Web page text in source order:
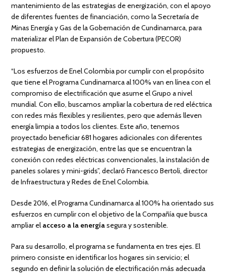
mantenimiento de las estrategias de energización, con el apoyo
de diferentes fuentes de financiación, como la Secretaría de
Minas Energía y Gas de la Gobernación de Cundinamarca, para
materializar el Plan de Expansión de Cobertura (PECOR)
propuesto.
“Los esfuerzos de Enel Colombia por cumplir con el propósito
que tiene el Programa Cundinamarca al 100% van en línea con el
compromiso de electrificación que asume el Grupo a nivel
mundial. Con ello, buscamos ampliar la cobertura de red eléctrica
con redes más flexibles y resilientes, pero que además lleven
energía limpia a todos los clientes. Este año, tenemos
proyectado beneficiar 681 hogares adicionales con diferentes
estrategias de energización, entre las que se encuentran la
conexión con redes eléctricas convencionales, la instalación de
paneles solares y mini-grids”, declaró Francesco Bertoli, director
de Infraestructura y Redes de Enel Colombia.
Desde 2016, el Programa Cundinamarca al 100% ha orientado sus
esfuerzos en cumplir con el objetivo de la Compañía que busca
ampliar el acceso a la energíasegura y sostenible.
Para su desarrollo, el programa se fundamenta en tres ejes. El
primero consiste en identificar los hogares sin servicio; el
segundo en definir la solución de electrificación más adecuada